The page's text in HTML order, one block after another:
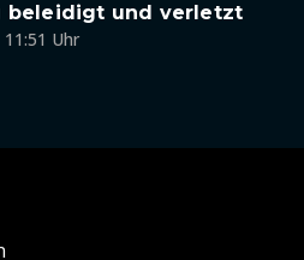
beleidigt und verletzt
11:51 Uhr